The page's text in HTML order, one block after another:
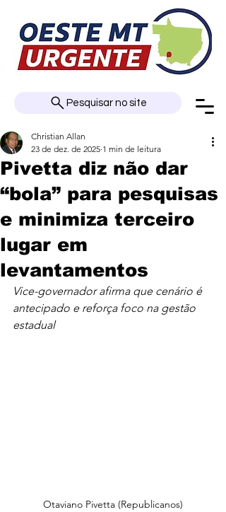
Pesquisar no site
Pivetta diz não dar
“bola” para pesquisas
e minimiza terceiro
lugar em
levantamentos
Christian Allan
23 de dez. de 2025 1 min de leitura
Vice-governador afirma que cenário é
antecipado e reforça foco na gestão
estadual
Otaviano Pivetta (Republicanos)